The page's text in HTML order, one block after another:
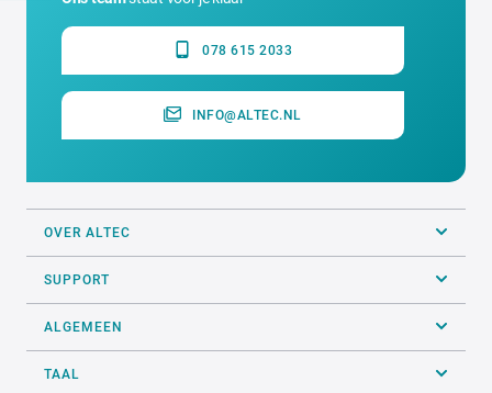
078 615 2033
INFO@ALTEC.NL
OVER ALTEC
SUPPORT
ALGEMEEN
TAAL